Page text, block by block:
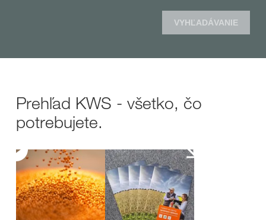
VYHĽADÁVANIE
Prehľad KWS - všetko, čo
potrebujete.